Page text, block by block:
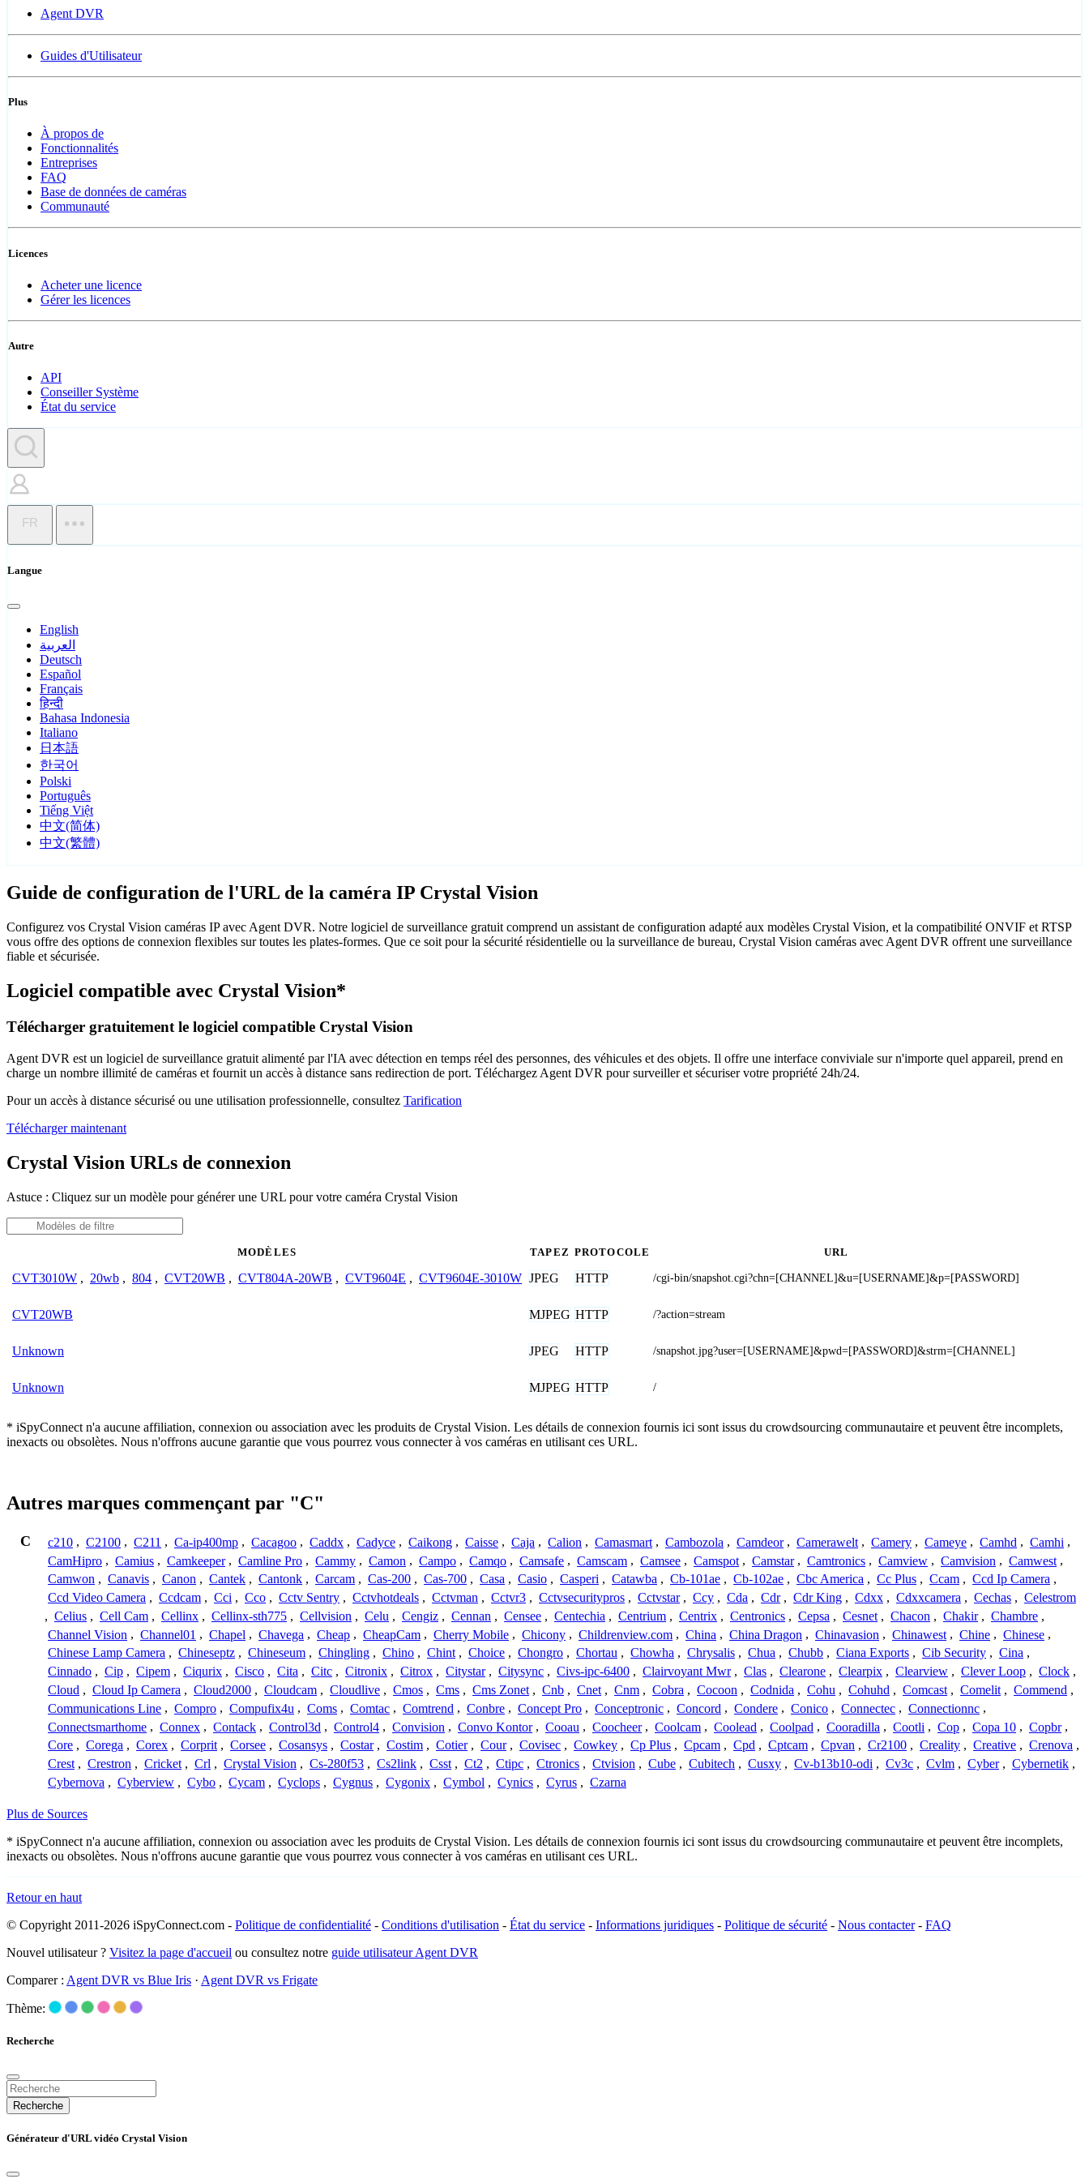
Agent DVR
Guides d'Utilisateur
Plus
À propos de
Fonctionnalités
Entreprises
FAQ
Base de données de caméras
Communauté
Licences
Acheter une licence
Gérer les licences
Autre
API
Conseiller Système
État du service
FR
Langue
English
العربية
Deutsch
Español
Français
हिन्दी
Bahasa Indonesia
Italiano
日本語
한국어
Polski
Português
Tiếng Việt
中文(简体)
中文(繁體)
Guide de configuration de l'URL de la caméra IP Crystal Vision
Configurez vos Crystal Vision caméras IP avec Agent DVR. Notre logiciel de surveillance gratuit comprend un assistant de configuration adapté aux modèles Crystal Vision, et la compatibilité ONVIF et RTSP
vous offre des options de connexion flexibles sur toutes les plates-formes. Que ce soit pour la sécurité résidentielle ou la surveillance de bureau, Crystal Vision caméras avec Agent DVR offrent une surveillance
fiable et sécurisée.
Logiciel compatible avec Crystal Vision*
Télécharger gratuitement le logiciel compatible Crystal Vision
Agent DVR est un logiciel de surveillance gratuit alimenté par l'IA avec détection en temps réel des personnes, des véhicules et des objets. Il offre une interface conviviale sur n'importe quel appareil, prend en
charge un nombre illimité de caméras et fournit un accès à distance sans redirection de port. Téléchargez Agent DVR pour surveiller et sécuriser votre propriété 24h/24.
Pour un accès à distance sécurisé ou une utilisation professionnelle, consultez Tarification
Télécharger maintenant
Crystal Vision URLs de connexion
Astuce : Cliquez sur un modèle pour générer une URL pour votre caméra Crystal Vision
MODÈLES TAPEZ PROTOCOLE URL
CVT3010W , 20wb , 804 , CVT20WB , CVT804A-20WB , CVT9604E , CVT9604E-3010W JPEG HTTP /cgi-bin/snapshot.cgi?chn=[CHANNEL]&u=[USERNAME]&p=[PASSWORD]
CVT20WB MJPEG HTTP /?action=stream
Unknown JPEG HTTP /snapshot.jpg?user=[USERNAME]&pwd=[PASSWORD]&strm=[CHANNEL]
Unknown MJPEG HTTP /
* iSpyConnect n'a aucune affiliation, connexion ou association avec les produits de Crystal Vision. Les détails de connexion fournis ici sont issus du crowdsourcing communautaire et peuvent être incomplets,
inexacts ou obsolètes. Nous n'offrons aucune garantie que vous pourrez vous connecter à vos caméras en utilisant ces URL.
Autres marques commençant par "C"
C c210 , C2100 , C211 , Ca-ip400mp , Cacagoo , Caddx , Cadyce , Caikong , Caisse , Caja , Calion , Camasmart , Cambozola , Camdeor , Camerawelt , Camery , Cameye , Camhd , Camhi ,
CamHipro , Camius , Camkeeper , Camline Pro , Cammy , Camon , Campo , Camqo , Camsafe , Camscam , Camsee , Camspot , Camstar , Camtronics , Camview , Camvision , Camwest ,
Camwon , Canavis , Canon , Cantek , Cantonk , Carcam , Cas-200 , Cas-700 , Casa , Casio , Casperi , Catawba , Cb-101ae , Cb-102ae , Cbc America , Cc Plus , Ccam , Ccd Ip Camera ,
Ccd Video Camera , Ccdcam , Cci , Cco , Cctv Sentry , Cctvhotdeals , Cctvman , Cctvr3 , Cctvsecuritypros , Cctvstar , Ccy , Cda , Cdr , Cdr King , Cdxx , Cdxxcamera , Cechas , Celestrom
, Celius , Cell Cam , Cellinx , Cellinx-sth775 , Cellvision , Celu , Cengiz , Cennan , Censee , Centechia , Centrium , Centrix , Centronics , Cepsa , Cesnet , Chacon , Chakir , Chambre ,
Channel Vision , Channel01 , Chapel , Chavega , Cheap , CheapCam , Cherry Mobile , Chicony , Childrenview.com , China , China Dragon , Chinavasion , Chinawest , Chine , Chinese ,
Chinese Lamp Camera , Chineseptz , Chineseum , Chingling , Chino , Chint , Choice , Chongro , Chortau , Chowha , Chrysalis , Chua , Chubb , Ciana Exports , Cib Security , Cina ,
Cinnado , Cip , Cipem , Ciqurix , Cisco , Cita , Citc , Citronix , Citrox , Citystar , Citysync , Civs-ipc-6400 , Clairvoyant Mwr , Clas , Clearone , Clearpix , Clearview , Clever Loop , Clock ,
Cloud , Cloud Ip Camera , Cloud2000 , Cloudcam , Cloudlive , Cmos , Cms , Cms Zonet , Cnb , Cnet , Cnm , Cobra , Cocoon , Codnida , Cohu , Cohuhd , Comcast , Comelit , Commend ,
Communications Line , Compro , Compufix4u , Coms , Comtac , Comtrend , Conbre , Concept Pro , Conceptronic , Concord , Condere , Conico , Connectec , Connectionnc ,
Connectsmarthome , Connex , Contack , Control3d , Control4 , Convision , Convo Kontor , Cooau , Coocheer , Coolcam , Coolead , Coolpad , Cooradilla , Cootli , Cop , Copa 10 , Copbr ,
Core , Corega , Corex , Corprit , Corsee , Cosansys , Costar , Costim , Cotier , Cour , Covisec , Cowkey , Cp Plus , Cpcam , Cpd , Cptcam , Cpvan , Cr2100 , Creality , Creative , Crenova ,
Crest , Crestron , Cricket , Crl , Crystal Vision , Cs-280f53 , Cs2link , Csst , Ct2 , Ctipc , Ctronics , Ctvision , Cube , Cubitech , Cusxy , Cv-b13b10-odi , Cv3c , Cvlm , Cyber , Cybernetik ,
Cybernova , Cyberview , Cybo , Cycam , Cyclops , Cygnus , Cygonix , Cymbol , Cynics , Cyrus , Czarna
Plus de Sources
* iSpyConnect n'a aucune affiliation, connexion ou association avec les produits de Crystal Vision. Les détails de connexion fournis ici sont issus du crowdsourcing communautaire et peuvent être incomplets,
inexacts ou obsolètes. Nous n'offrons aucune garantie que vous pourrez vous connecter à vos caméras en utilisant ces URL.
Retour en haut
© Copyright 2011-2026 iSpyConnect.com - Politique de confidentialité - Conditions d'utilisation - État du service - Informations juridiques - Politique de sécurité - Nous contacter- FAQ
Nouvel utilisateur ? Visitez la page d'accueil ou consultez notre guide utilisateur Agent DVR
Comparer : Agent DVR vs Blue Iris · Agent DVR vs Frigate
Thème:
Recherche
Recherche
Générateur d'URL vidéo Crystal Vision